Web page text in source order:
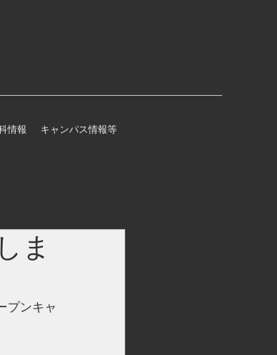
情報 キャンパス情報等
ま
プンキャ